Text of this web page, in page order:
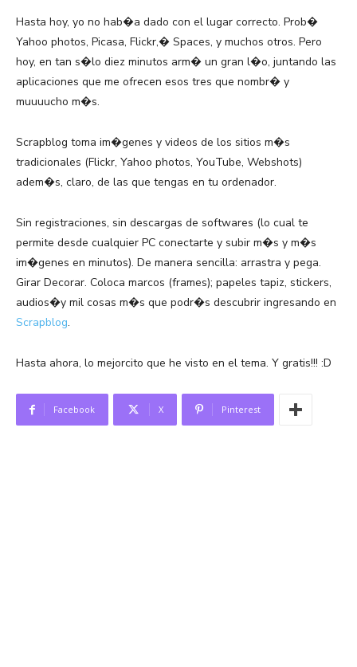
Hasta hoy, yo no hab�a dado con el lugar correcto. Prob�
Yahoo photos, Picasa, Flickr,� Spaces, y muchos otros. Pero
hoy, en tan s�lo diez minutos arm� un gran l�o, juntando las
aplicaciones que me ofrecen esos tres que nombr� y
muuuucho m�s.
Scrapblog toma im�genes y videos de los sitios m�s
tradicionales (Flickr, Yahoo photos, YouTube, Webshots)
adem�s, claro, de las que tengas en tu ordenador.
Sin registraciones, sin descargas de softwares (lo cual te
permite desde cualquier PC conectarte y subir m�s y m�s
im�genes en minutos). De manera sencilla: arrastra y pega.
Girar Decorar. Coloca marcos (frames); papeles tapiz, stickers,
audios�y mil cosas m�s que podr�s descubrir ingresando en
Scrapblog.
Hasta ahora, lo mejorcito que he visto en el tema. Y gratis!!! :D
Facebook X Pinterest